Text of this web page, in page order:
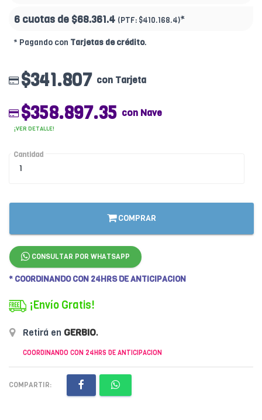
6 cuotas de $68.361.4 (PTF: $410.168.4)*
* Pagando con Tarjetas de crédito.
$341.807 con Tarjeta
$358.897.35 con Nave
¡VER DETALLE!
Cantidad
COMPRAR
CONSULTAR POR WHATSAPP
* COORDINANDO CON 24HRS DE ANTICIPACION
¡Envío Gratis!
Retirá en GERBIO.
COORDINANDO CON 24HRS DE ANTICIPACION
COMPARTIR: